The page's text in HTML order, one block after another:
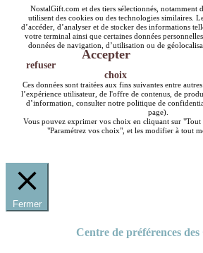
NostalGift.com et des tiers sélectionnés, notamment
utilisent des cookies ou des technologies similaires.
d’accéder, d’analyser et de stocker des informations
votre terminal ainsi que certaines données
données de navigation, d’utilisation ou de
Accepter
refuser
choix
Ces données sont traitées aux fins suivantes entre
l’expérience utilisateur, de l'offre de contenus, de
d’information, consulter notre politique de
page).
Vous pouvez exprimer vos choix en cliquant sur "Tout
"Paramétrez vos choix", et les modifier à tout
Fermer
Centre de préférences des